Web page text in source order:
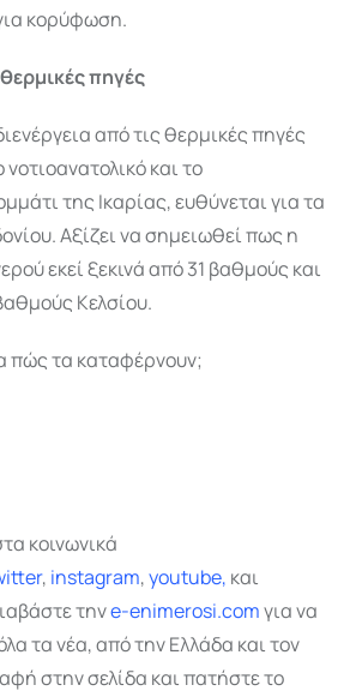
κορύφωση.
πηγές
από τις θερμικές πηγές
και το
της Ικαρίας, ευθύνεται για τα
Αξίζει να σημειωθεί πως η
εκεί ξεκινά από 31 βαθμούς και
Κελσίου.
πώς τα καταφέρνουν;
κοινωνικά
, instagram,youtube, και
τηνe-enimerosi.comγια να
τα νέα, από την Ελλάδα και τον
στην σελίδα και πατήστε το